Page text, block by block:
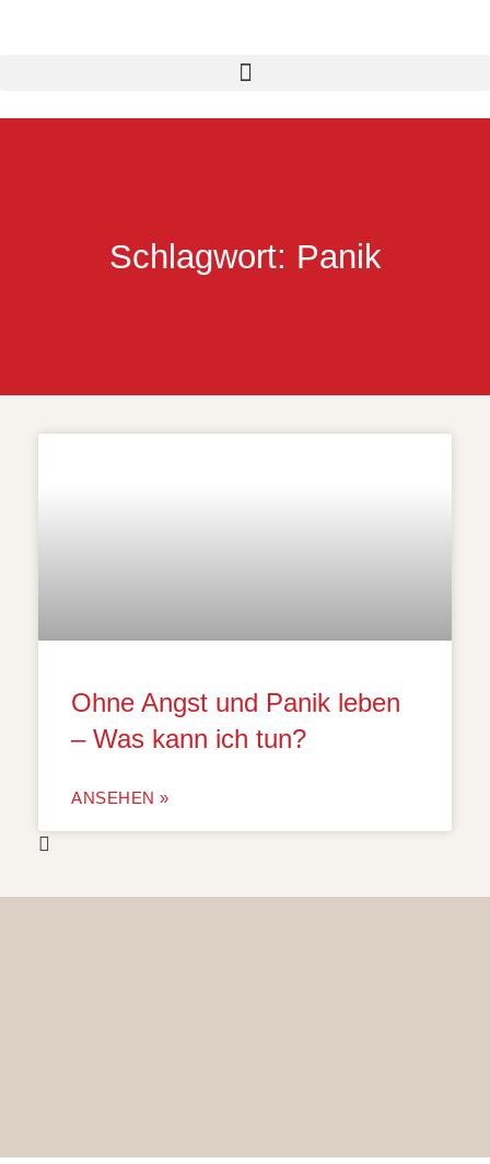
Schlagwort: Panik
Ohne Angst und Panik leben
– Was kann ich tun?
ANSEHEN »